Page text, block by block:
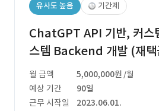
유사도 높음 기간제
ChatGPT API 기반, 커스
스템 Backend 개발 (재택
월 금액 5,000,000원 /월
예상 기간
90일
근무 시작일
2023.06.01.